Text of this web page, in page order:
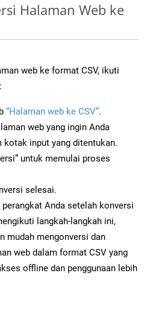
Halaman Web ke
web ke format CSV, ikuti
“Halaman web ke CSV”.
web yang ingin Anda
kotak input yang ditentukan.
untuk memulai proses
selesai.
perangkat Anda setelah konversi
langkah-langkah ini,
mudah mengonversi dan
web dalam format CSV yang
offline dan penggunaan lebih